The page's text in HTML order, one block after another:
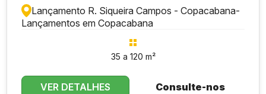
Lançamento R. Siqueira Campos - Copacabana-
Lançamentos em Copacabana
35 a 120 m²
VER DETALHES Consulte-nos